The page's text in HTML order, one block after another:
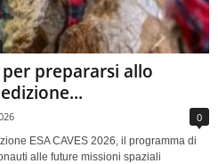
prepararsi allo
0
ESA CAVES 2026, il programma di
alle future missioni spaziali